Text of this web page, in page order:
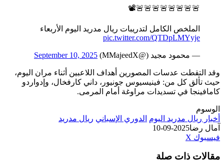
🚨🚨🚨🚨🚨🚨🚨🚨📽️
الملخص الكامل لتدريبات ريال مدريد اليوم الأربعاء
pic.twitter.com/QTDpLMYyje
— محمود مجيد (@MMajeedX) September 10, 2025
وقد التقطت عدسات المصورين أهداف اللاعبين أثناء مران اليوم،
حيث تألق كل من: فينيسيوس جونيور، داني كارفخال، وإدواردو
كامافينجا في تسديدات مراوغة أمام المرمى.
الوسوم
أخبار ريال مدريد اليوم الدوري الإسباني ريال مدريد
آمال رضا2025-09-10
فيسبوك ‫X
البريد
مقالات ذات صلة